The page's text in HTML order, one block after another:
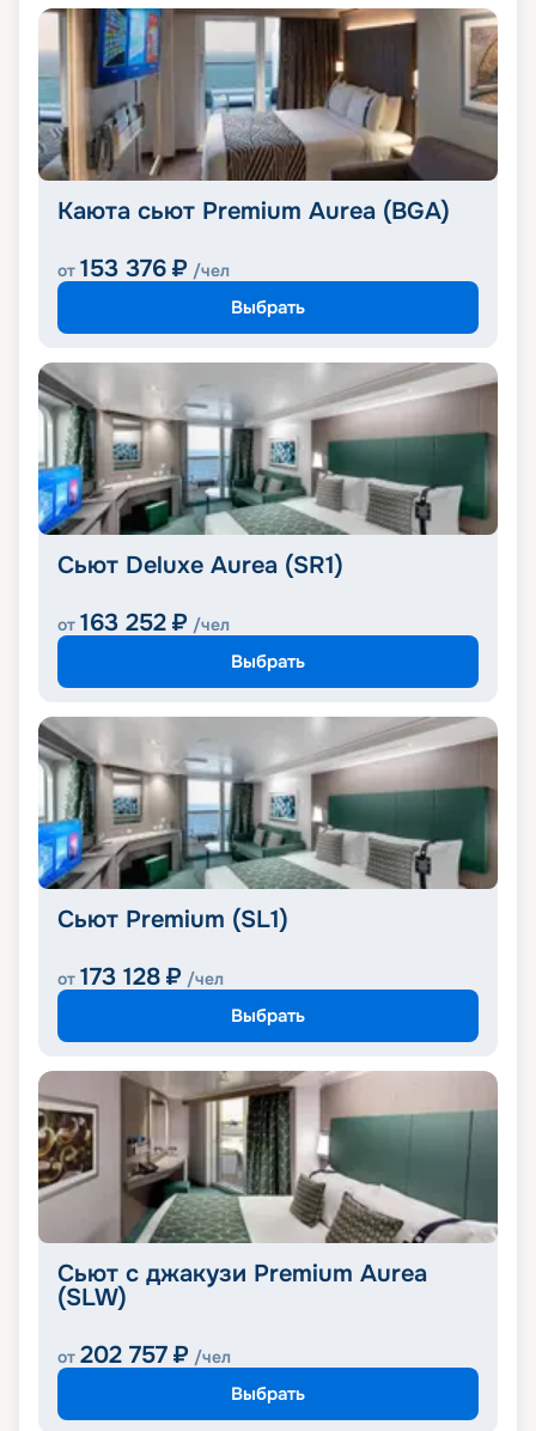
Каюта сьют Premium Aurea (BGA)
от 153 376 ₽ /чел
Выбрать
Сьют Deluxe Aurea (SR1)
от 163 252 ₽ /чел
Выбрать
Сьют Premium (SL1)
от 173 128 ₽ /чел
Выбрать
Сьют с джакузи Premium Aurea
(SLW)
от 202 757 ₽ /чел
Выбрать